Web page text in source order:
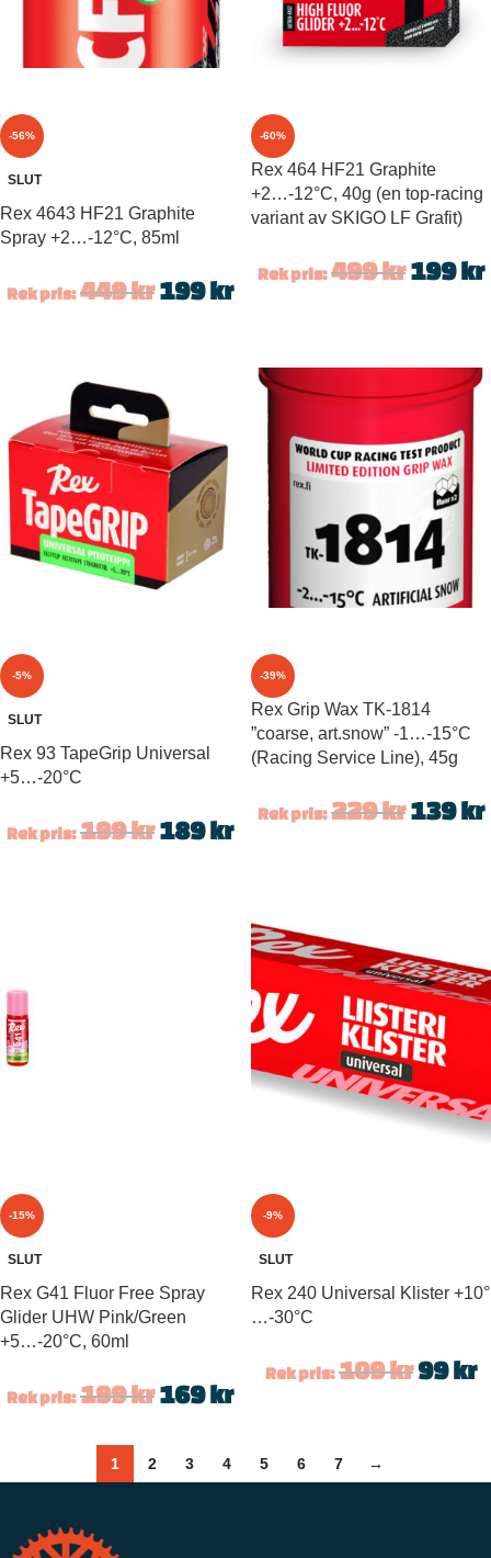
-56%
SLUT
Rex 4643 HF21 Graphite
Spray +2…-12°C, 85ml
Rek pris: 449kr 199kr
-60%
Rex 464 HF21 Graphite
+2…-12°C, 40g (en top-racing
variant av SKIGO LF Grafit)
Rek pris: 499kr 199kr
-5%
SLUT
Rex 93 TapeGrip Universal
+5…-20°C
Rek pris: 199kr 189kr
-39%
Rex Grip Wax TK-1814
”coarse, art.snow” -1…-15°C
(Racing Service Line), 45g
Rek pris: 229kr 139kr
-15%
SLUT
Rex G41 Fluor Free Spray
Glider UHW Pink/Green
+5…-20°C, 60ml
Rek pris: 199kr 169kr
-9%
SLUT
Rex 240 Universal Klister +10°
…-30°C
Rek pris: 109kr99kr
1 2 3 4 5 6 7 →